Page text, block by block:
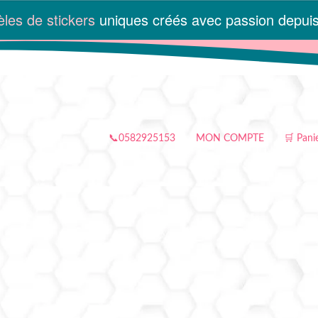
de stickers uniques créés avec passion
📞0582925153 MON COMPTE 🛒